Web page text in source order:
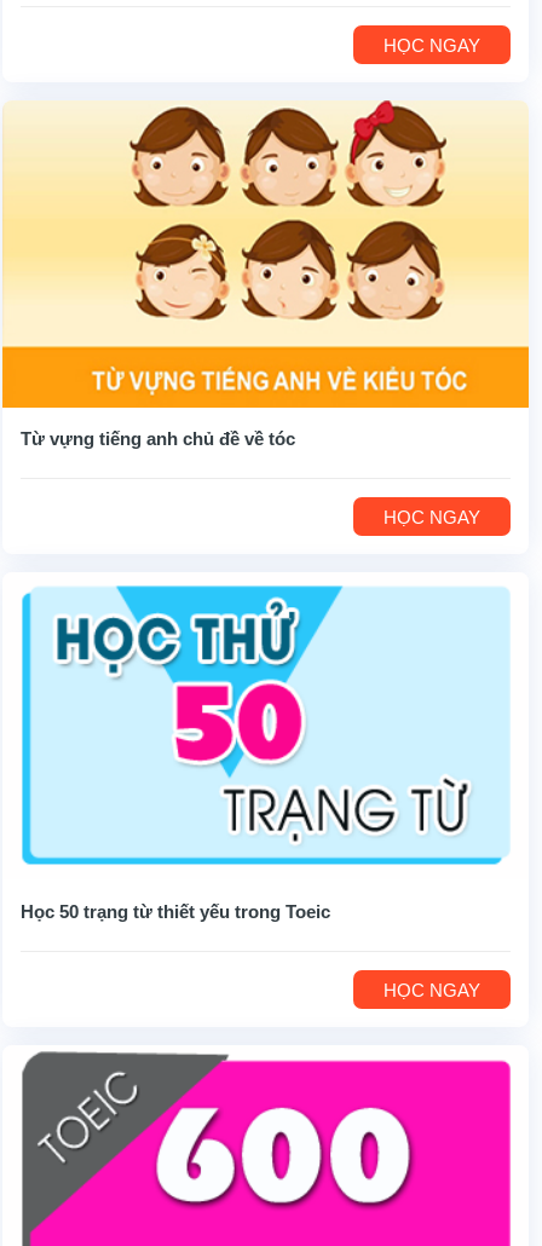
HỌC NGAY
Từ vựng tiếng anh chủ đề về tóc
HỌC NGAY
Học 50 trạng từ thiết yếu trong Toeic
HỌC NGAY